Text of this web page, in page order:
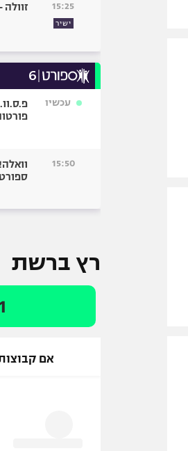
15:25
ישיר
עכשיו
15:50
ספורט
רץ ברשת
אם